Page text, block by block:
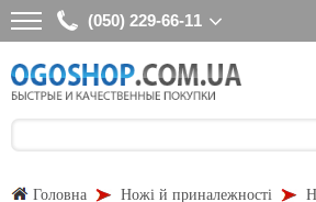
(050) 229-66-11
Головна Ножі й приналежності